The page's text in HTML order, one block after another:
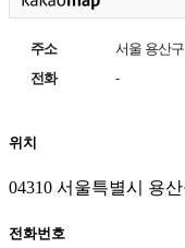
주소
서울 용산
전화
-
위치
04310 서울특별시 용
전화번호